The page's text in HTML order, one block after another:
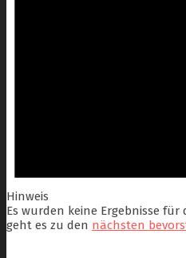
Hinweis
Es wurden keine Ergebnisse
geht es zu den nächsten